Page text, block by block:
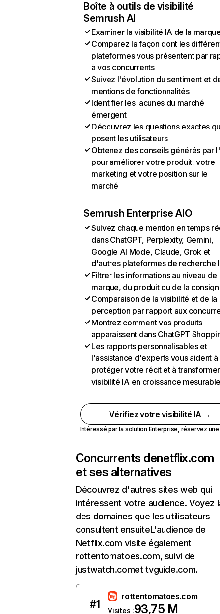
Boîte à outils de visibilité
Semrush AI
Examiner la visibilité IA de la
Comparez la façon dont les
plateformes vous présentent par
à vos concurrents
Suivez l'évolution du sentiment et
mentions de fonctionnalités
Identifier les lacunes du marché
émergent
Découvrez les questions exactes
posent les utilisateurs
Obtenez des conseils générés par
pour améliorer votre produit, votre
marketing et votre position sur le
marché
Semrush Enterprise AIO
Suivez chaque mention en temps
dans ChatGPT, Perplexity, Gemini,
Google AI Mode, Claude, Grok et
d'autres plateformes de recherche
Filtrer les informations au niveau de
marque, du produit ou de la
Comparaison de la visibilité et de la
perception par rapport aux
Montrez comment vos produits
apparaissent dans ChatGPT
Les rapports personnalisables et
l'assistance d'experts vous aident à
protéger votre récit et à
visibilité IA en croissance
Vérifiez votre visibilité IA →
Intéressé par la solution Enterprise, réservez
Concurrents denetflix.com
et ses alternatives
Découvrez d'autres sites web qui
intéressent votre audience. Voyez
des domaines que les utilisateurs
consultent ensuiteL'audience de
Netflix.com visite également
rottentomatoes.com, suivi de
justwatch.comet tvguide.com.
#1
rottentomatoes.com
Visites :93,75 M